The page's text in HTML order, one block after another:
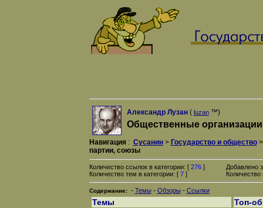
Александр Лузан( luzan™)
Общественные
Навигация: Сусанин> Государство и общество
партии, союзы
Количество ссылок в категории: [ 276]
Количество тем в категории: [ 7]
Добавлено
Содержание: - Темы - Обзоры - Ссылки
Темы
Топ-